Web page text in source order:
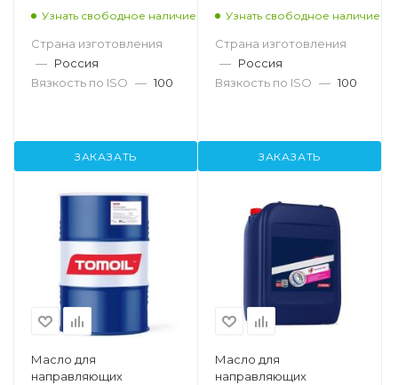
Slideway Oil 100, 200л
Узнать свободное наличие
Страна изготовления
— Россия
Вязкость по ISO — 100
ЗАКАЗАТЬ
Slideway Oil 100, 20л
Узнать свободное наличие
Страна изготовления
— Россия
Вязкость по ISO — 100
ЗАКАЗАТЬ
Масло для
направляющих
Масло для
направляющих